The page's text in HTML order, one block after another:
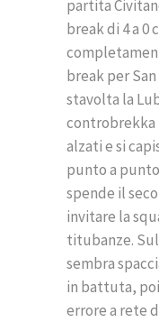
partita
break di 4 a 0
break per
stavolta la
controbrekka
alzati e si
punto a
spende il
invitare la
titubanze.
sembra
in battuta,
errore a rete